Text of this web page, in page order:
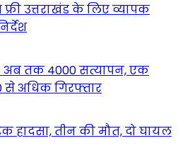
फ्री उत्तराखंड के लिए व्यापक
तक 4000 सत्यापन, एक
से अधिक गिरफ्तार
हादसा, तीन की मौत, दो घायल